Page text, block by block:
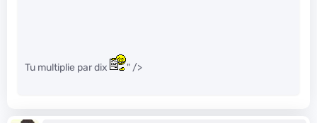
Tu multiplie par dix " />